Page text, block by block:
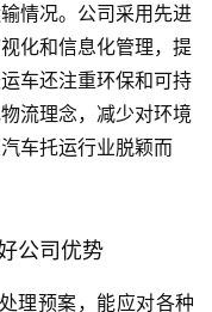
情况。公司采用先进
化和信息化管理，提
车还注重环保和可持
流理念，减少对环境
车托运行业脱颖而
公司优势
理预案，能应对各种